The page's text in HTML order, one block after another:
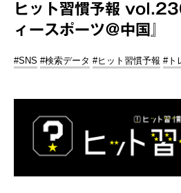
ヒット習慣予報
ィースポーツ＠中国』
#SNS #検索データ #ヒット習慣予報 #ト